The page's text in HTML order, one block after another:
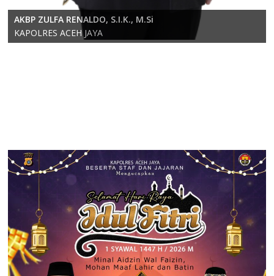
AKBP ZULFA RENALDO, S.I.K., M.Si
KAPOLRES ACEH JAYA
KOMPOL RICKY ANDRIKA, S.E., S.H., M.H.
Wakapolres Aceh Jaya